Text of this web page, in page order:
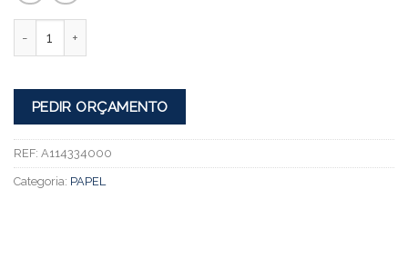
PEDIR ORÇAMENTO
REF: A114334000
Categoria: PAPEL